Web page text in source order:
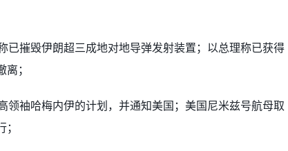
已摧毁伊朗超三成地对地导弹发射装置；以总理称已获得
；
领袖哈梅内伊的计划，并通知美国；美国尼米兹号航母取